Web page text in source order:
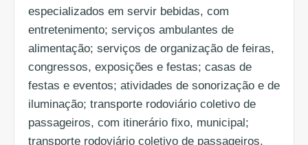
especializados em servir bebidas, com
entretenimento; serviços ambulantes de
alimentação; serviços de organização de feiras,
congressos, exposições e festas; casas de
festas e eventos; atividades de sonorização e de
iluminação; transporte rodoviário coletivo de
passageiros, com itinerário fixo, municipal;
transporte rodoviário coletivo de passageiros,